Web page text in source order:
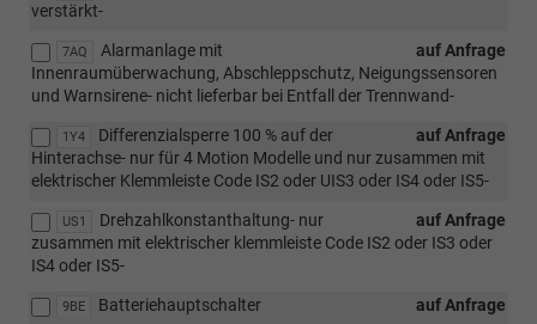
verstärkt-
7AQ auf Anfrage
Alarmanlage mit
Innenraumüberwachung, Abschleppschutz, Neigungssensoren
und Warnsirene- nicht lieferbar bei Entfall der Trennwand-
1Y4 auf Anfrage
Differenzialsperre 100 % auf der
Hinterachse- nur für 4 Motion Modelle und nur zusammen mit
elektrischer Klemmleiste Code IS2 oder UIS3 oder IS4 oder IS5-
US1 auf Anfrage
Drehzahlkonstanthaltung- nur
zusammen mit elektrischer klemmleiste Code IS2 oder IS3 oder
IS4 oder IS5-
9BE auf Anfrage
Batteriehauptschalter